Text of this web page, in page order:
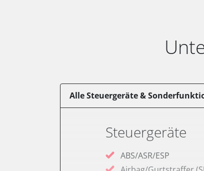
Alle Steuergeräte &
Steuergeräte
ABS/ASR/ESP